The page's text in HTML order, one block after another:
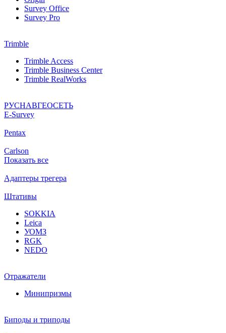
Survey Office
Survey Pro
Trimble
Trimble Access
Trimble Business Center
Trimble RealWorks
РУСНАВГЕОСЕТЬ
Е-Survey
Pentax
Carlson
Показать все
Адаптеры трегера
Штативы
SOKKIA
Leica
УОМЗ
RGK
NEDO
Отражатели
Минипризмы
Биподы и триподы